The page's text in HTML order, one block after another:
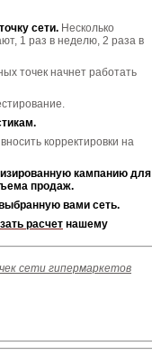
сети. Несколько
1 раз в неделю, 2 раза в
точек начнет работать
корректировки на
кампанию для
продаж.
вами сеть.
расчет нашему
сети гипермаркетов